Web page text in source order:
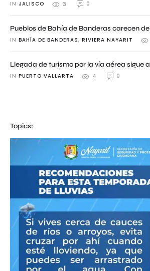
IN JALISCO 3 0
Pueblos de Bahía de Banderas carecen
IN BAHÍA DE BANDERAS, RIVIERA NAYARIT
Llegada de turismo por la vía aérea sigue
IN PUERTO VALLARTA 4 0
Topics: